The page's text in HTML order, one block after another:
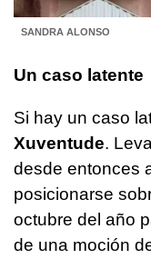
SANDRA ALONSO
Un caso latente
Si hay un caso
Xuventude.
desde entonces
posicionarse
octubre del año
de una moción